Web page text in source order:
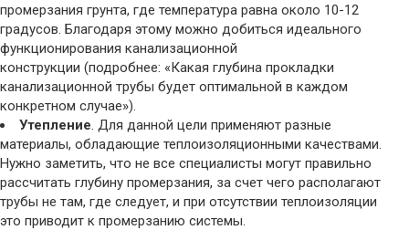
промерзания грунта, где температура равна около 10-12
градусов. Благодаря этому можно добиться идеального
функционирования канализационной
конструкции (подробнее: «Какая глубина прокладки
канализационной трубы будет оптимальной в каждом
конкретном случае»).
Утепление. Для данной цели применяют разные
материалы, обладающие теплоизоляционными качествами.
Нужно заметить, что не все специалисты могут правильно
рассчитать глубину промерзания, за счет чего располагают
трубы не там, где следует, и при отсутствии теплоизоляции
это приводит к промерзанию системы.